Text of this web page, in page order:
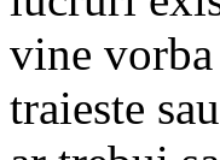
vine
traieste